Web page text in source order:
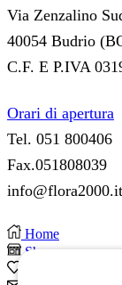
Via Zenzalino
40054 Budrio
C.F. E P.IVA
Orari di apertura
Tel. 051 800406
Fax.051808039
info@flora2000.it
Home
Shop